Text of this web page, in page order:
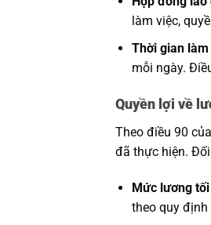
làm việc,
Thời gian
mỗi ngày.
Quyền lợi về
Theo điều 90
đã thực hiện.
Mức lương
theo quy định